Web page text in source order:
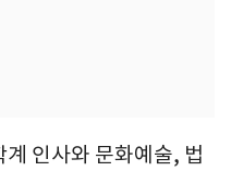
인사와 문화예술, 법